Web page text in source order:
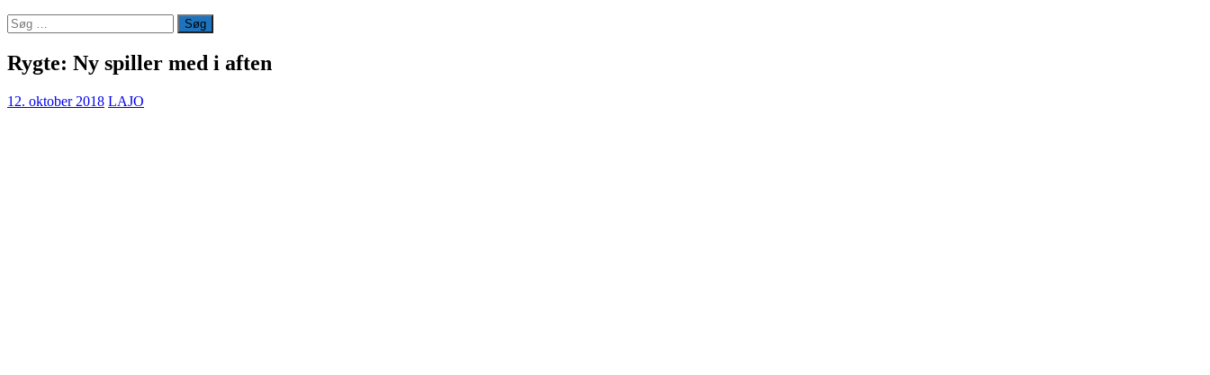
Søg
efter:
Rygte: Ny spiller med i aften
12. oktober 2018 LAJO